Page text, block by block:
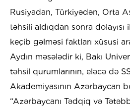
Rusiyadan, Türkiyədən, Orta
təhsili aldıqdan sonra dolayısı
keçib gəlməsi faktları xüsusi
Aydın məsələdir ki, Bakı
təhsil qurumlarının, eləcə də
Akademiyasının Azərbaycan
“Azərbaycanı Tədqiq və